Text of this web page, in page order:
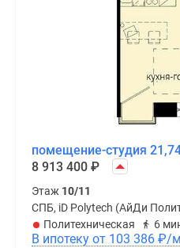
помещение-студия
8 913 400 ₽
Этаж 10/11
СПБ, iD Polytech (АйДи
Политехническая
6
В ипотеку от 103 386 ₽/